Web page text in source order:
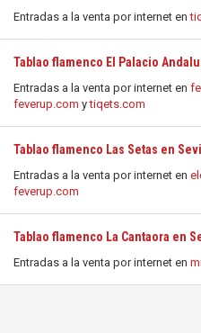
Entradas a la venta por internet en
Tablao flamenco El Palacio
Entradas a la venta por internet en
feverup.com ytiqets.com
Tablao flamenco Las Setas en
Entradas a la venta por internet en
feverup.com
Tablao flamenco La Cantaora en
Entradas a la venta por internet en